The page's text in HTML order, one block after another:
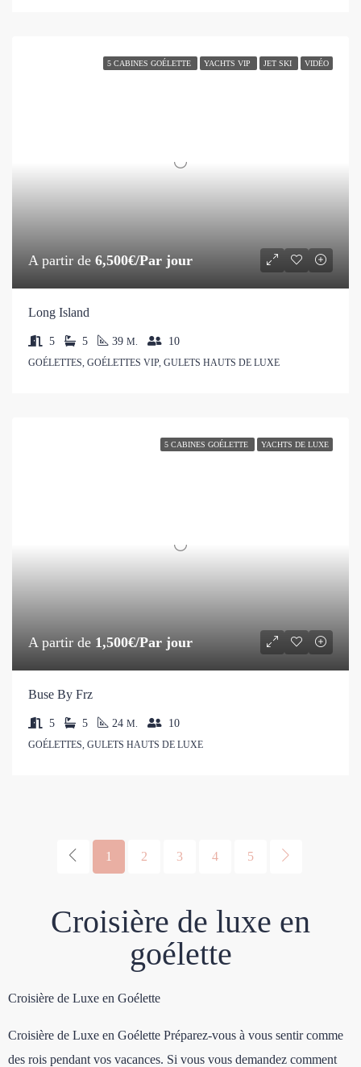
5 CABINES GOÉLETTE YACHTS VIP JET SKI VIDÉO
A partir de 6,500€/Par jour
Long Island
5 5 39 M. 10
GOÉLETTES, GOÉLETTES VIP, GULETS HAUTS DE LUXE
5 CABINES GOÉLETTE YACHTS DE LUXE
A partir de 1,500€/Par jour
Buse By Frz
5 5 24 M. 10
GOÉLETTES, GULETS HAUTS DE LUXE
1 2 3 4 5
Croisière de luxe en
goélette
Croisière de Luxe en Goélette
Croisière de Luxe en Goélette Préparez-vous à vous sentir comme
des rois pendant vos vacances. Si vous vous demandez comment